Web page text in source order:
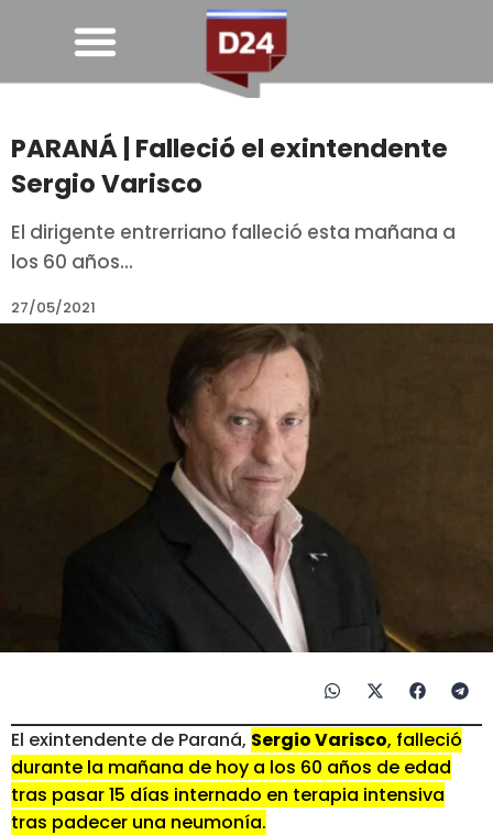
PARANÁ | Falleció el exintendente
Sergio Varisco
El dirigente entrerriano falleció esta mañana a
los 60 años...
27/05/2021
El exintendente de Paraná, Sergio Varisco, falleció
durante la mañana de hoy a los 60 años de edad
tras pasar 15 días internado en terapia intensiva
tras padecer una neumonía.